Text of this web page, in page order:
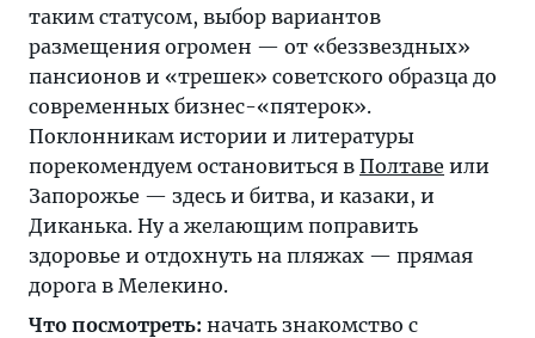
таким статусом, выбор вариантов
размещения огромен — от «беззвездных»
пансионов и «трешек» советского образца до
современных бизнес-«пятерок».
Поклонникам истории и литературы
порекомендуем остановиться в Полтаве или
Запорожье — здесь и битва, и казаки, и
Диканька. Ну а желающим поправить
здоровье и отдохнуть на пляжах — прямая
дорога в Мелекино.
Что посмотреть: начать знакомство с